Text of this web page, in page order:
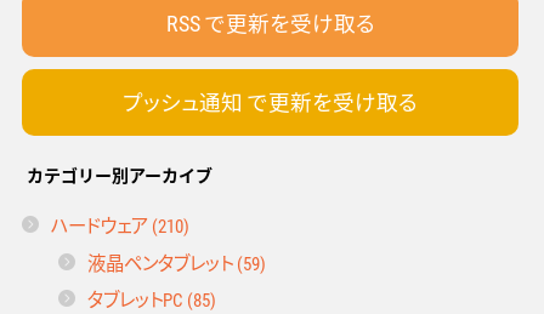
RSS で更新を受け取る
プッシュ通知 で更新を受け取る
カテゴリー別アーカイブ
ハードウェア (210)
液晶ペンタブレット (59)
タブレットPC (85)